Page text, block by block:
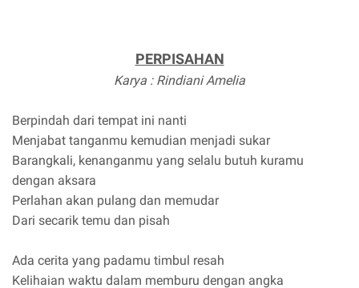
PERPISAHAN
Karya : Rindiani Amelia
Berpindah dari tempat ini nanti
Menjabat tanganmu kemudian menjadi sukar
Barangkali, kenanganmu yang selalu butuh kuramu
dengan aksara
Perlahan akan pulang dan memudar
Dari secarik temu dan pisah
Ada cerita yang padamu timbul resah
Kelihaian waktu dalam memburu dengan angka